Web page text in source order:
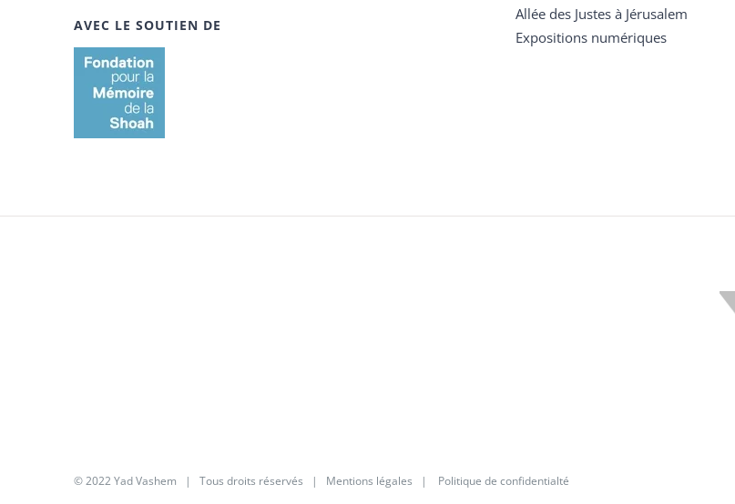
AVEC LE SOUTIEN DE
Allée des Justes à Jérusalem
Expositions numériques
© 2022 Yad Vashem | Tous droits réservés | Mentions légales | Politique de confidentialté